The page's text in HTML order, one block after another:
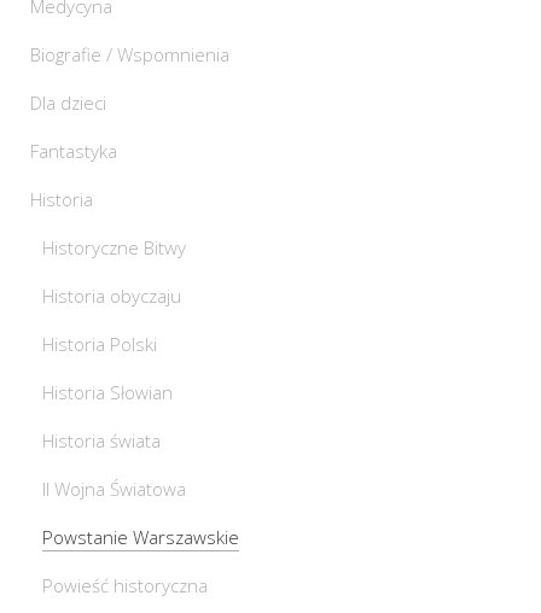
Medycyna
Biografie / Wspomnienia
Dla dzieci
Fantastyka
Historia
Historyczne Bitwy
Historia obyczaju
Historia Polski
Historia Słowian
Historia świata
II Wojna Światowa
Powstanie Warszawskie
Powieść historyczna